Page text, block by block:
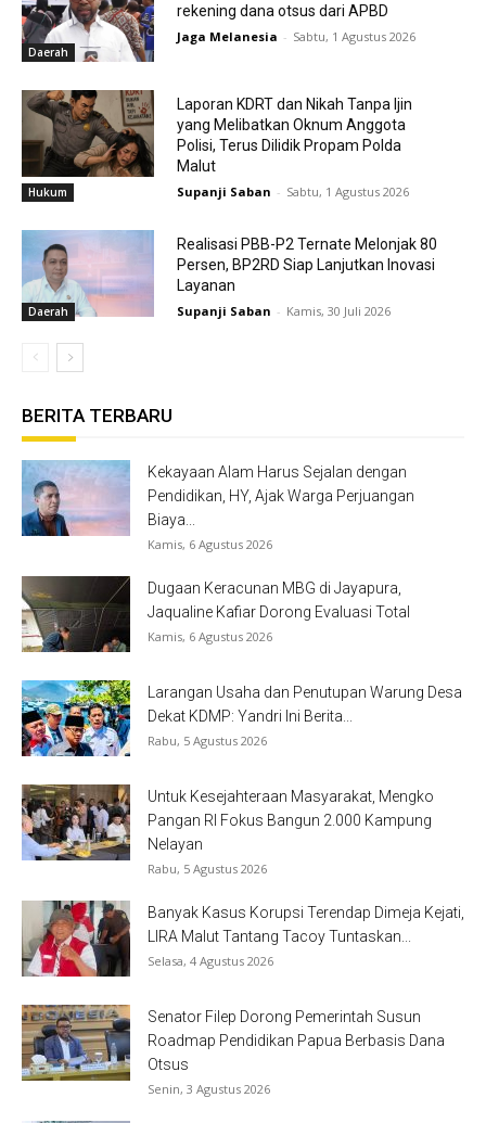
Daerah
rekening dana otsus dari APBD
Jaga Melanesia - Sabtu, 1 Agustus 2026
Hukum
Laporan KDRT dan Nikah Tanpa Ijin
yang Melibatkan Oknum Anggota
Polisi, Terus Dilidik Propam Polda
Malut
Supanji Saban - Sabtu, 1 Agustus 2026
Daerah
Realisasi PBB-P2 Ternate Melonjak 80
Persen, BP2RD Siap Lanjutkan Inovasi
Layanan
Supanji Saban - Kamis, 30 Juli 2026
BERITA TERBARU
Kekayaan Alam Harus Sejalan dengan
Pendidikan, HY, Ajak Warga Perjuangan
Biaya...
Kamis, 6 Agustus 2026
Dugaan Keracunan MBG di Jayapura,
Jaqualine Kafiar Dorong Evaluasi Total
Kamis, 6 Agustus 2026
Larangan Usaha dan Penutupan Warung Desa
Dekat KDMP: Yandri Ini Berita...
Rabu, 5 Agustus 2026
Untuk Kesejahteraan Masyarakat, Mengko
Pangan RI Fokus Bangun 2.000 Kampung
Nelayan
Rabu, 5 Agustus 2026
Banyak Kasus Korupsi Terendap Dimeja Kejati,
LIRA Malut Tantang Tacoy Tuntaskan...
Selasa, 4 Agustus 2026
Senator Filep Dorong Pemerintah Susun
Roadmap Pendidikan Papua Berbasis Dana
Otsus
Senin, 3 Agustus 2026